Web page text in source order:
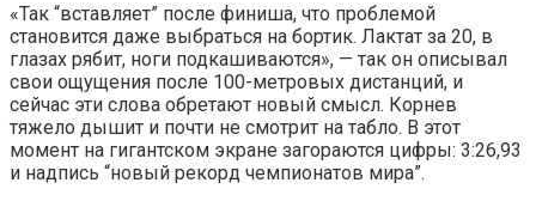
«Так “вставляет” после финиша, что проблемой
становится даже выбраться на бортик. Лактат за 20, в
глазах рябит, ноги подкашиваются», — так он описывал
свои ощущения после 100-метровых дистанций, и
сейчас эти слова обретают новый смысл. Корнев
тяжело дышит и почти не смотрит на табло. В этот
момент на гигантском экране загораются цифры: 3:26,93
и надпись “новый рекорд чемпионатов мира”.